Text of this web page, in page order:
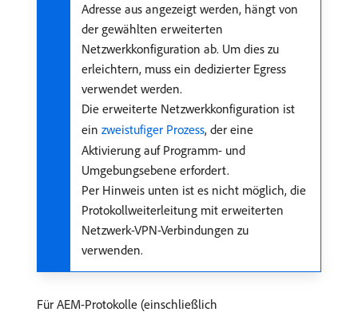
Adresse aus angezeigt werden, hängt von
der gewählten erweiterten
Netzwerkkonfiguration ab. Um dies zu
erleichtern, muss ein dedizierter Egress
verwendet werden.
Die erweiterte Netzwerkkonfiguration ist
ein zweistufiger Prozess, der eine
Aktivierung auf Programm- und
Umgebungsebene erfordert.
Per Hinweis unten ist es nicht möglich, die
Protokollweiterleitung mit erweiterten
Netzwerk-VPN-Verbindungen zu
verwenden.
Für AEM-Protokolle (einschließlich